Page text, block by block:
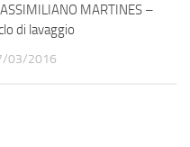
MARTINES –
di lavaggio
03/2016